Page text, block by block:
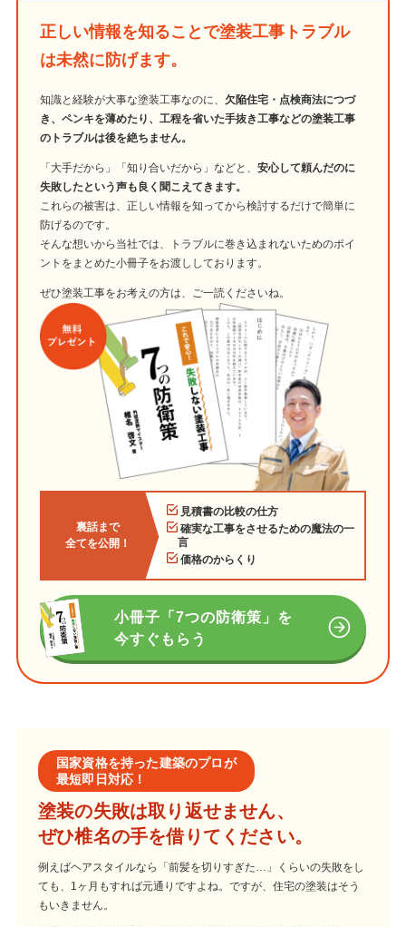
正しい情報を知ることで塗装工事トラブル
は未然に防げます。
知識と経験が大事な塗装工事なのに、 欠陥住宅・点検商法につづ
き、ペンキを薄めたり、工程を省いた手抜き工事などの塗装工事
のトラブルは後を絶ちません。
「大手だから」「知り合いだから」などと、安心して頼んだのに
失敗したという声も良く聞こえてきます。
これらの被害は、正しい情報を知ってから検討するだけで簡単に
防げるのです。
そんな想いから当社では、トラブルに巻き込まれないためのポイ
ントをまとめた小冊子をお渡ししております。
ぜひ塗装工事をお考えの方は、ご一読くださいね。
裏話まで
全てを公開！
見積書の比較の仕方
確実な工事をさせるための魔法の一
言
価格のからくり
小冊子「7つの防衛策」を
今すぐもらう
国家資格を持った建築のプロが
最短即日対応！
塗装の失敗は取り返せません、
ぜひ椎名の手を借りてください。
例えばヘアスタイルなら「前髪を切りすぎた…」くらいの失敗をし
ても、1ヶ月もすれば元通りですよね。ですが、住宅の塗装はそう
もいきません。